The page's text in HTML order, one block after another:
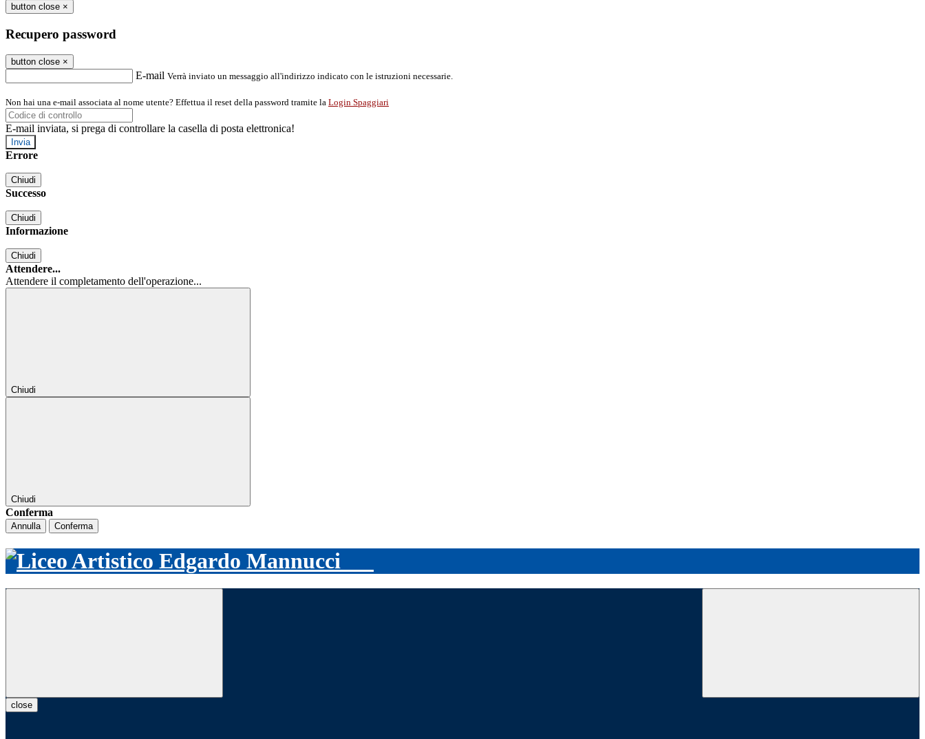
button close ×
Recupero password
button close ×
E-mail Verrà inviato un messaggio all'indirizzo indicato con le istruzioni necessarie.
Non hai una e-mail associata al nome utente? Effettua il reset della password tramite la Login Spaggiari
E-mail inviata, si prega di controllare la casella di posta elettronica!
Errore
Chiudi
Successo
Chiudi
Informazione
Chiudi
Attendere...
Attendere il completamento dell'operazione...
Chiudi
Chiudi
Conferma
Annulla Conferma
close